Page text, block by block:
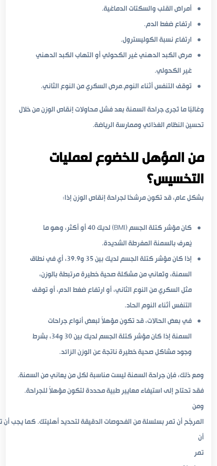
أمراض القلب والسكتات الدماغية.
ارتفاع ضغط الدم.
ارتفاع نسبة الكوليسترول.
مرض الكبد الدهني غير الكحولي أو التهاب الكبد الدهني
غير الكحولي.
توقف التنفس أثناء النوم.مرض السكري من النوع الثاني.
وغالبًا ما تُجرى جراحة السمنة بعد فشل محاولات إنقاص الوزن من خلال
تحسين النظام الغذائي وممارسة الرياضة.
من المؤهل للخضوع لعمليات
التخسيس؟
بشكل عام، قد تكون مرشحًا لجراحة إنقاص الوزن إذا:
كان مؤشر كتلة الجسم (BMI) لديك 40 أو أكثر، وهو ما
يُعرف بالسمنة المفرطة الشديدة.
إذا كان مؤشر كتلة الجسم لديك بين 35 و39.9، أي في نطاق
السمنة، وتُعاني من مشكلة صحية خطيرة مرتبطة بالوزن،
مثل السكري من النوع الثاني، أو ارتفاع ضغط الدم، أو توقف
التنفس أثناء النوم الحاد.
في بعض الحالات، قد تكون مؤهلاً لبعض أنواع جراحات
السمنة إذا كان مؤشر كتلة الجسم لديك بين 30 و34، بشرط
وجود مشاكل صحية خطيرة ناتجة عن الوزن الزائد.
ومع ذلك، فإن جراحة السمنة ليست مناسبة لكل من يعاني من السمنة.
فقد تحتاج إلى استيفاء معايير طبية محددة لتكون مؤهلاً للجراحة.
ومن
أن
تمر